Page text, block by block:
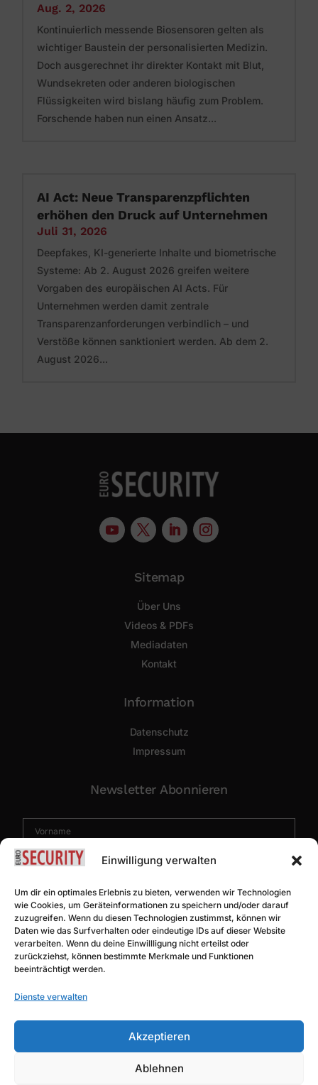
Einwilligung verwalten
Um dir ein optimales Erlebnis zu bieten, verwenden wir Technologien
wie Cookies, um Geräteinformationen zu speichern und/oder darauf
zuzugreifen. Wenn du diesen Technologien zustimmst, können wir
Daten wie das Surfverhalten oder eindeutige IDs auf dieser Website
verarbeiten. Wenn du deine Einwillligung nicht erteilst oder
zurückziehst, können bestimmte Merkmale und Funktionen
beeinträchtigt werden.
Dienste verwalten
Akzeptieren
Ablehnen
Aug. 2, 2026
Kontinuierlich messende Biosensoren gelten als
wichtiger Baustein der personalisierten Medizin.
Doch ausgerechnet ihr direkter Kontakt mit Blut,
Wundsekreten oder anderen biologischen
Flüssigkeiten wird bislang häufig zum Problem.
Forschende haben nun einen Ansatz...
AI Act: Neue Transparenzpflichten
erhöhen den Druck auf Unternehmen
Juli 31, 2026
Deepfakes, KI-generierte Inhalte und biometrische
Systeme: Ab 2. August 2026 greifen weitere
Vorgaben des europäischen AI Acts. Für
Unternehmen werden damit zentrale
Transparenzanforderungen verbindlich – und
Verstöße können sanktioniert werden. Ab dem 2.
August 2026...
Sitemap
Über Uns
Videos & PDFs
Mediadaten
Kontakt
Information
Datenschutz
Impressum
Newsletter Abonnieren
Abonnieren